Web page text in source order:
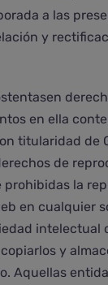
a las
y
en ella
de
de
la
en cualquier
y
Aquellas